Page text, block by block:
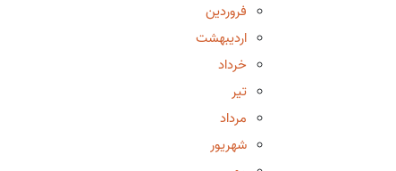
فروردین
اردیبهشت
خرداد
تیر
مرداد
شهریور